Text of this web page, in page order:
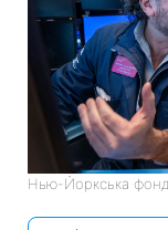
Нью-Йоркська